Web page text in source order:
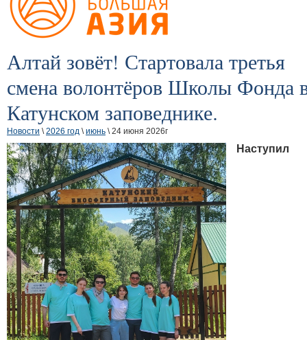
Алтай зовёт! Стартовала третья
смена волонтёров Школы Фонда
Катунском заповеднике.
Новости \2026 год \июнь \ 24 июня 2026г
Наступил